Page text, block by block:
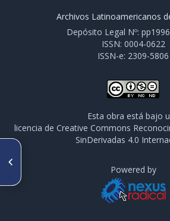
mechanisms of adaptation to
Archivos Latinoamericanos
Depósito Legal Nº:
ISSN: 0004-0622
ISSN-e: 2309-5806
Esta obra está bajo
licencia de Creative Commons
SinDerivadas 4.0
Powered by